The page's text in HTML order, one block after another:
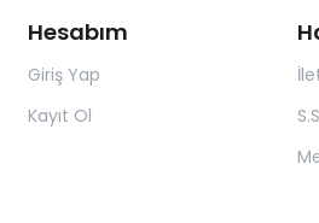
Hesabım
Giriş Yap
Kayıt Ol